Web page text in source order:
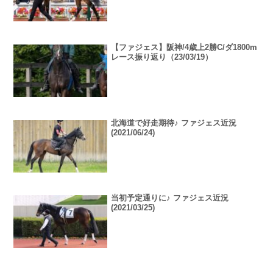
【ファジェス】阪神/4歳上2勝C/ダ1800m
レース振り返り（23/03/19）
北海道で好走期待♪ ファジェス近況
(2021/06/24)
当初予定通りに♪ ファジェス近況
(2021/03/25)